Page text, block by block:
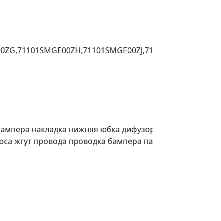
накладка нижняя юбка дифузор диффузор
провода проводка бампера парктроника